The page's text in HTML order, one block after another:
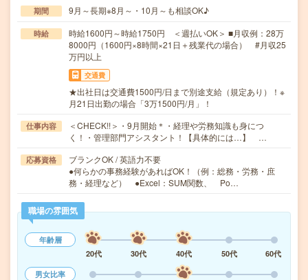
期間 9月～長期※8月～・10月～も相談OK♪
時給
時給1600円～時給1750円 ＜週払いOK＞ ■月収例：28万
8000円（1600円×8時間×21日＋残業代の場合） #月収25
万円以上
交通費
★出社日は交通費1500円/日まで別途支給（規定あり）！※
月21日出勤の場合「3万1500円/月」！
仕事内容
＜CHECK!!＞・9月開始＊・経理や労務知識も身につ
く！・管理部門アシスタント！【具体的には…】 …
応募資格
ブランクOK / 英語力不要
●何らかの事務経験があればOK！（例：総務・労務・庶
務・経理など） ●Excel：SUM関数、 Po…
職場の雰囲気
年齢層
20代
30代 40代 50代
60代
男女比率